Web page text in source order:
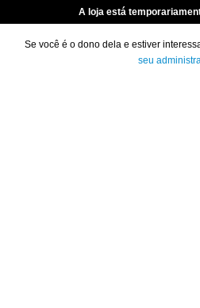
A loja está
Se você é o dono dela e estiver
seu